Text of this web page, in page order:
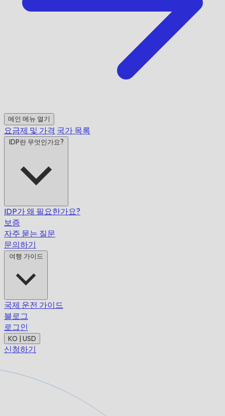
메인 메뉴 열기
요금제 및 가격 국가 목록
IDP란 무엇인가요?
IDP가 왜 필요한가요?
보증
자주 묻는 질문
문의하기
여행 가이드
국제 운전 가이드
블로그
로그인
KO | USD
신청하기